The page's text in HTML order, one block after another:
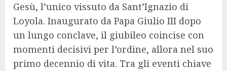
Gesù, l’unico vissuto da Sant’Ignazio di
Loyola. Inaugurato da Papa Giulio III dopo
un lungo conclave, il giubileo coincise con
momenti decisivi per l’ordine, allora nel suo
primo decennio di vita. Tra gli eventi chiave